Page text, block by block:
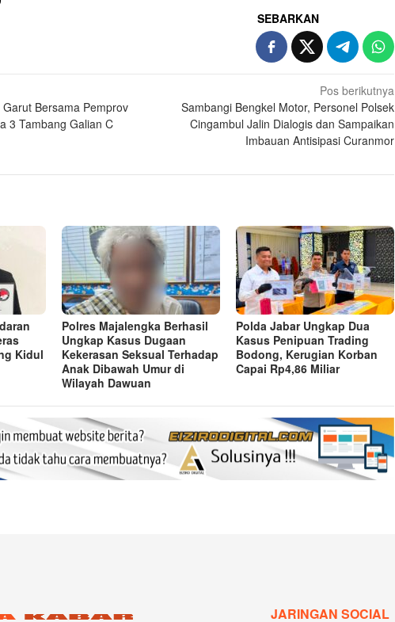
SEBARKAN
Bersama Pemprov
3 Tambang Galian C
Pos berikutnya
Sambangi Bengkel Motor, Personel Polsek
Cingambul Jalin Dialogis dan Sampaikan
Imbauan Antisipasi Curanmor
Kidul
Polres Majalengka Berhasil
Ungkap Kasus Dugaan
Kekerasan Seksual Terhadap
Anak Dibawah Umur di
Wilayah Dawuan
Polda Jabar Ungkap Dua
Kasus Penipuan Trading
Bodong, Kerugian Korban
Capai Rp4,86 Miliar
JARINGAN SOCIAL